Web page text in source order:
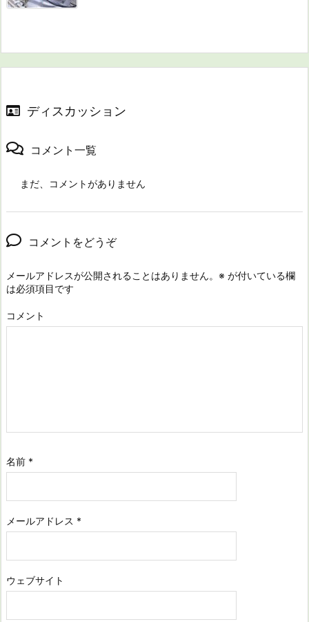
ディスカッション
コメント一覧
まだ、コメントがありません
コメントをどうぞ
メールアドレスが公開されることはありません。 ※ が付いている欄
は必須項目です
コメント
名前 *
メールアドレス *
ウェブサイト